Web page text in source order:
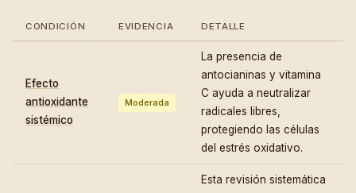
CONDICIÓN EVIDENCIA DETALLE
Efecto
antioxidante
sistémico
Moderada
La presencia de
antocianinas y vitamina
C ayuda a neutralizar
radicales libres,
protegiendo las células
del estrés oxidativo.
Esta revisión sistemática